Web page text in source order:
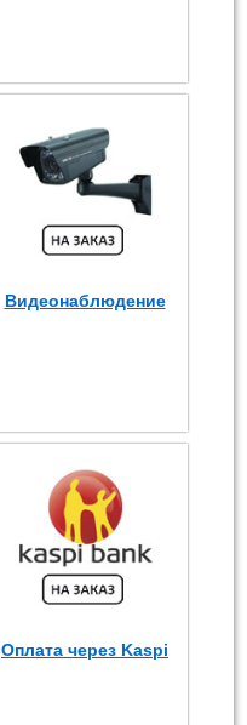
Видеонаблюдение
Оплата через Kaspi